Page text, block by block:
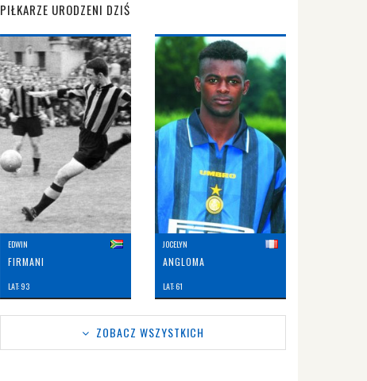
PIŁKARZE URODZENI DZIŚ
EDWIN
FIRMANI
LAT: 93
JOCELYN
ANGLOMA
LAT: 61
ZOBACZ WSZYSTKICH